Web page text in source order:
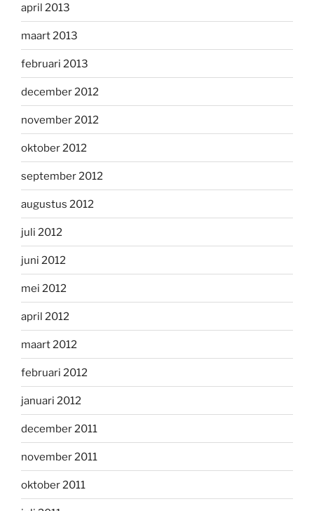
april 2013
maart 2013
februari 2013
december 2012
november 2012
oktober 2012
september 2012
augustus 2012
juli 2012
juni 2012
mei 2012
april 2012
maart 2012
februari 2012
januari 2012
december 2011
november 2011
oktober 2011